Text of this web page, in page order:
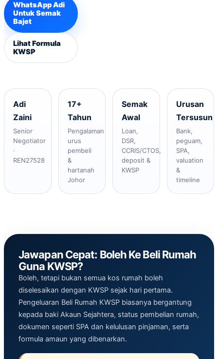
WhatsApp Adi
Untuk Semak
Bajet
Lihat Formula
KWSP
Adi
Zaini
Senior
Negotiator
·
REN27528
17+
Tahun
Pengalaman
urus
pembeli
&
hartanah
Johor
Semak
Awal
Loan,
DSR,
CCRIS/CTOS,
deposit &
KWSP
Urusan
Tersusun
Bank,
peguam,
SPA,
valuation
&
timeline
Jawapan Cepat: Boleh Ke Beli Rumah
Guna KWSP?
Boleh, tetapi bukan semua kos rumah boleh
diselesaikan dengan KWSP sejak hari pertama.
Pengeluaran Beli Rumah KWSP biasanya bergantung
kepada baki Akaun Sejahtera, status pembelian rumah,
dokumen seperti SPA dan kelulusan pinjaman, serta
formula amaun yang dibenarkan.